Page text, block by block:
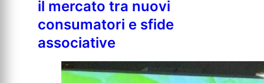
il mercato tra nuovi
consumatori e sfide
associative